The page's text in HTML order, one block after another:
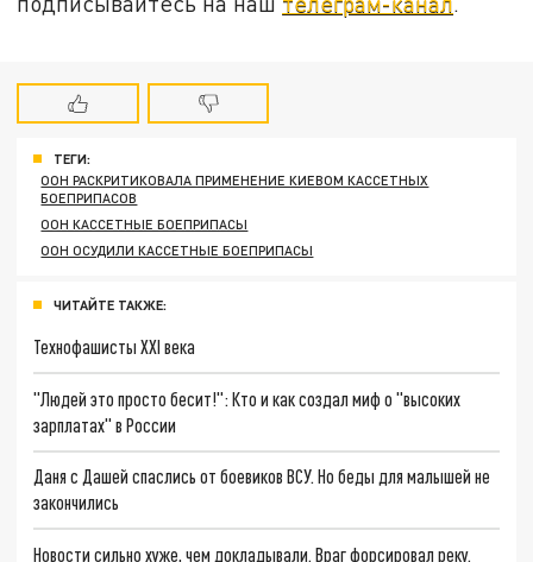
ТЕГИ:
ООН РАСКРИТИКОВАЛА ПРИМЕНЕНИЕ КИЕВОМ КАССЕТНЫХ
БОЕПРИПАСОВ
ООН КАССЕТНЫЕ БОЕПРИПАСЫ
ООН ОСУДИЛИ КАССЕТНЫЕ БОЕПРИПАСЫ
ЧИТАЙТЕ ТАКЖЕ:
Технофашисты XXI века
"Людей это просто бесит!": Кто и как создал миф о "высоких
зарплатах" в России
Даня с Дашей спаслись от боевиков ВСУ. Но беды для малышей не
закончились
Новости сильно хуже, чем докладывали. Враг форсировал реку.